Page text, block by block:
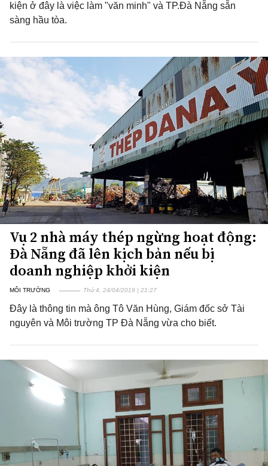
kiện ở đây là việc làm "văn minh" và TP.Đà Nẵng sẵn
sàng hầu tòa.
Vụ 2 nhà máy thép ngừng hoạt động:
Đà Nẵng đã lên kịch bản nếu bị
doanh nghiệp khởi kiện
MÔI TRƯỜNG Thứ 4, 24/04/2019 | 21:27
Đây là thông tin mà ông Tô Văn Hùng, Giám đốc sở Tài
nguyên và Môi trường TP Đà Nẵng vừa cho biết.